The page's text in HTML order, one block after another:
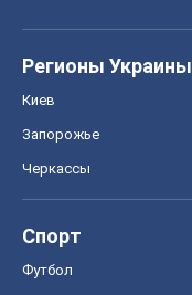
Регионы Украины
Киев
Запорожье
Черкассы
Спорт
Футбол